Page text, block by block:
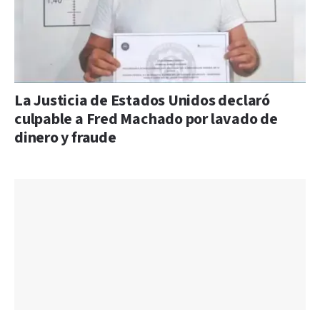
La Justicia de Estados Unidos declaró
culpable a Fred Machado por lavado de
dinero y fraude